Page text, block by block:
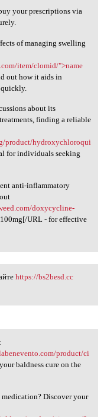
to buy
your prescriptions via
of managing swelling
item/clomid/">name
out how it aids in
about its
finding a reliable
product/hydroxychloroqui
for individuals seeking
anti-inflammatory
doxycycline-
URL - for effective
сайте
https://bs2besd.cc
best [URL
product/ci
baldness cure on the
Discover your